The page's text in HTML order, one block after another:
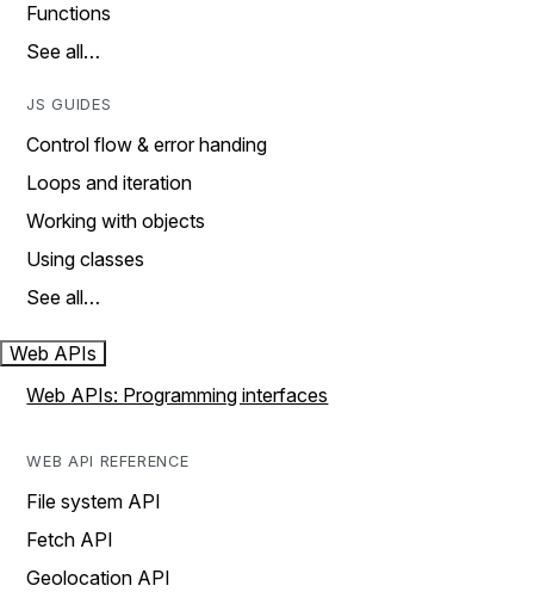
Functions
See all…
JS GUIDES
Control flow & error handing
Loops and iteration
Working with objects
Using classes
See all…
Web APIs
Web APIs: Programming interfaces
WEB API REFERENCE
File system API
Fetch API
Geolocation API